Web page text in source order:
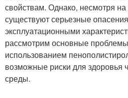
свойствам. Однако, несмотря
существуют серьезные
эксплуатационными
рассмотрим основные
использованием
возможные риски для здоровья
среды.